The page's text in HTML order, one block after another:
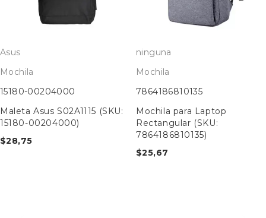
Asus
Mochila
15180-00204000
Maleta Asus S02A1115 (SKU:
15180-00204000)
$28,75
ninguna
Mochila
7864186810135
Mochila para Laptop
Rectangular (SKU:
7864186810135)
$25,67